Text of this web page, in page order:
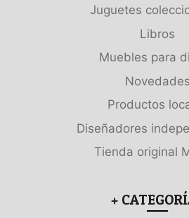
Juguetes
Libros
Muebles para
Novedades
Productos
Diseñadores
Tienda original
+